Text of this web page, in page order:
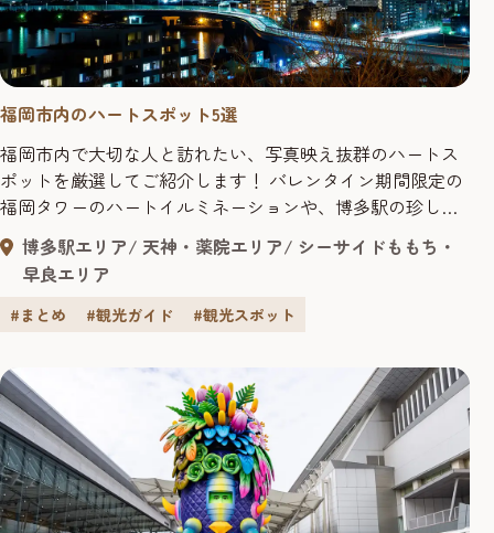
福岡市内のハートスポット5選
福岡市内で大切な人と訪れたい、写真映え抜群のハートス
ポットを厳選してご紹介します！ バレンタイン期間限定の
福岡タワーのハートイルミネーションや、博多駅の珍しい
「エンジェルポスト」など福岡観光やデートで絶対に外せ
ない「幸運のハート」を探しに出かけましょう！
博多駅エリア 天神・薬院エリア
シーサイドももち・
早良エリア
#まとめ #観光ガイド #観光スポット